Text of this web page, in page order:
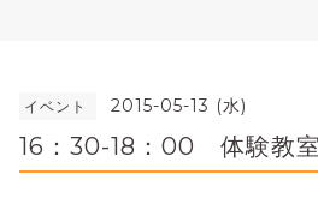
イベント 2015-05-13 (水)
16：30-18：00 体験教室